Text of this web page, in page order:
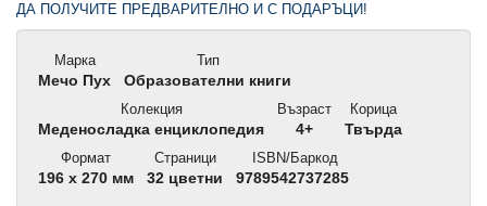
ДА ПОЛУЧИТЕ ПРЕДВАРИТЕЛНО И С ПОДАРЪЦИ!
Марка
Мечо Пух
Тип
Образователни книги
Колекция
Меденосладка енциклопедия
Възраст
4+
Корица
Твърда
Формат
196 x 270 мм
Страници
32 цветни
ISBN/Баркод
9789542737285